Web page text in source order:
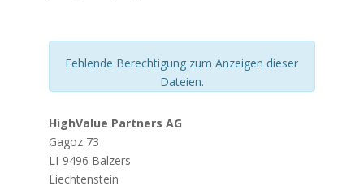
Fehlende Berechtigung zum Anzeigen dieser
Dateien.
HighValue Partners AG
Gagoz 73
LI-9496 Balzers
Liechtenstein